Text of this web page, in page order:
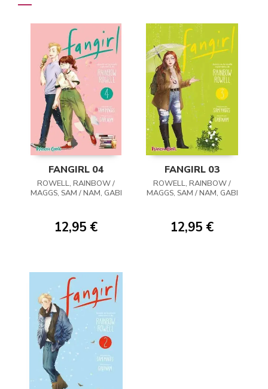
FANGIRL 04
ROWELL, RAINBOW /
MAGGS, SAM / NAM, GABI
12,95 €
FANGIRL 03
ROWELL, RAINBOW /
MAGGS, SAM / NAM, GABI
12,95 €